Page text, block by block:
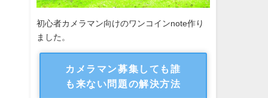
初心者カメラマン向けのワンコインnote作り
ました。
カメラマン募集しても誰
も来ない問題の解決方法